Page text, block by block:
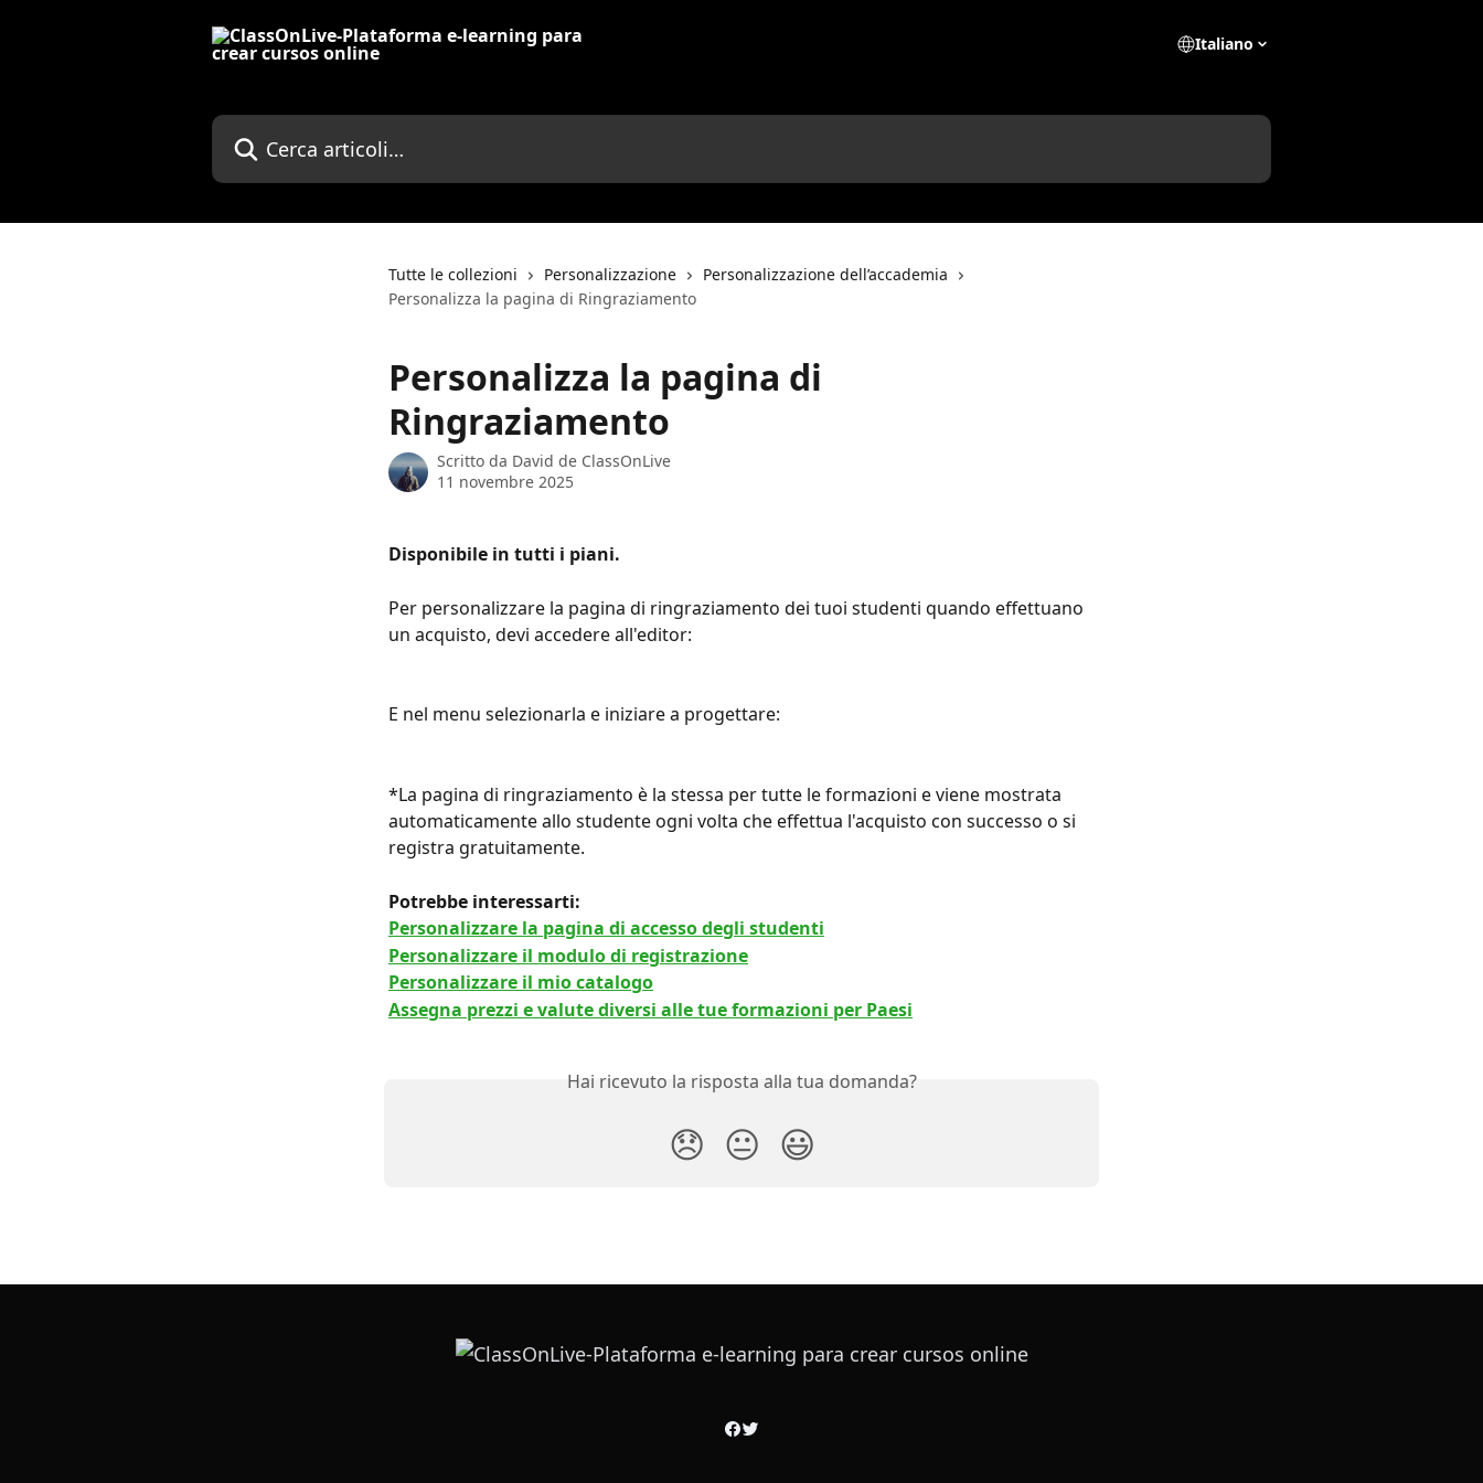
Italiano
Cerca articoli…
Tutte le collezioni Personalizzazione
Personalizzazione dell’accademia
Personalizza la pagina di Ringraziamento
Personalizza la pagina di
Ringraziamento
Scritto da David de ClassOnLive
11 novembre 2025
Disponibile in tutti i piani.
Per personalizzare la pagina di ringraziamento dei tuoi studenti quando effettuano
un acquisto, devi accedere all'editor:
E nel menu selezionarla e iniziare a progettare:
*La pagina di ringraziamento è la stessa per tutte le formazioni e viene mostrata
automaticamente allo studente ogni volta che effettua l'acquisto con successo o si
registra gratuitamente.
Potrebbe interessarti:
Personalizzare la pagina di accesso degli studenti
Personalizzare il modulo di registrazione
Personalizzare il mio catalogo
Assegna prezzi e valute diversi alle tue formazioni per Paesi
Hai ricevuto la risposta alla tua domanda?
😞 😐 😃